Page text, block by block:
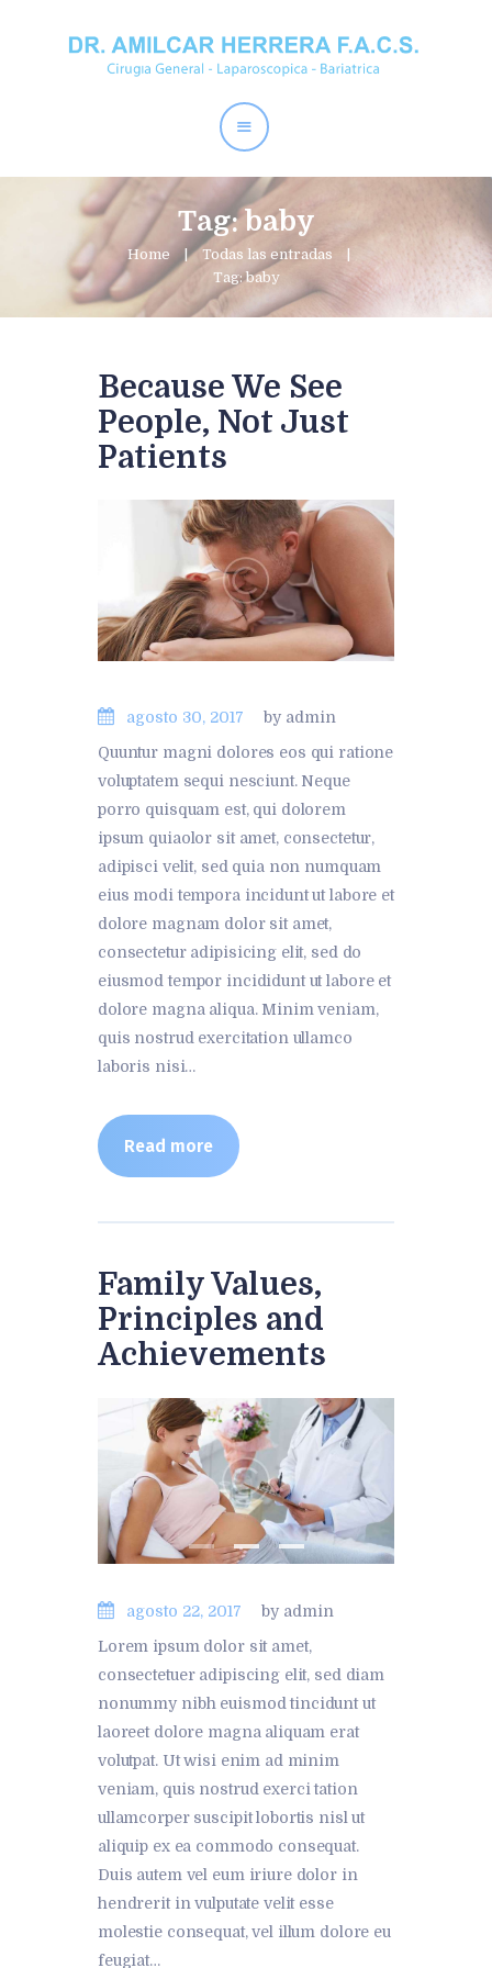
Tag: baby
Home
Todas las entradas
Tag: baby
Dr. Amílcar Herrera
Perder Peso
Procedimientos
Contactos
Because We See
People, Not Just
Patients
agosto 30, 2017
by admin
Quuntur magni dolores eos qui ratione
voluptatem sequi nesciunt. Neque
porro quisquam est, qui dolorem
ipsum quiaolor sit amet, consectetur,
adipisci velit, sed quia non numquam
eius modi tempora incidunt ut labore et
dolore magnam dolor sit amet,
consectetur adipisicing elit, sed do
eiusmod tempor incididunt ut labore et
dolore magna aliqua. Minim veniam,
quis nostrud exercitation ullamco
laboris nisi…
Read more
Family Values,
Principles and
Achievements
agosto 22, 2017
by admin
Lorem ipsum dolor sit amet,
consectetuer adipiscing elit, sed diam
nonummy nibh euismod tincidunt ut
laoreet dolore magna aliquam erat
volutpat. Ut wisi enim ad minim
veniam, quis nostrud exerci tation
ullamcorper suscipit lobortis nisl ut
aliquip ex ea commodo consequat.
Duis autem vel eum iriure dolor in
hendrerit in vulputate velit esse
molestie consequat, vel illum dolore eu
feugiat…